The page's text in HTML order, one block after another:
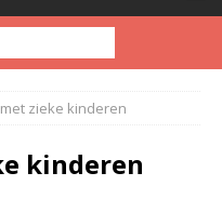
zieke kinderen
kinderen